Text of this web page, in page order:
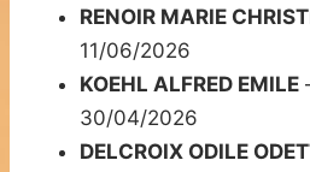
RENOIR MARIE
11/06/2026
KOEHL ALFRED EMILE
30/04/2026
DELCROIX ODILE